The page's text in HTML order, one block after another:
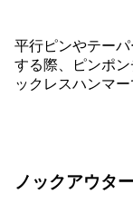
平行ピンやテー
する際、ピンポ
ックレスハンマー
ノックアウター